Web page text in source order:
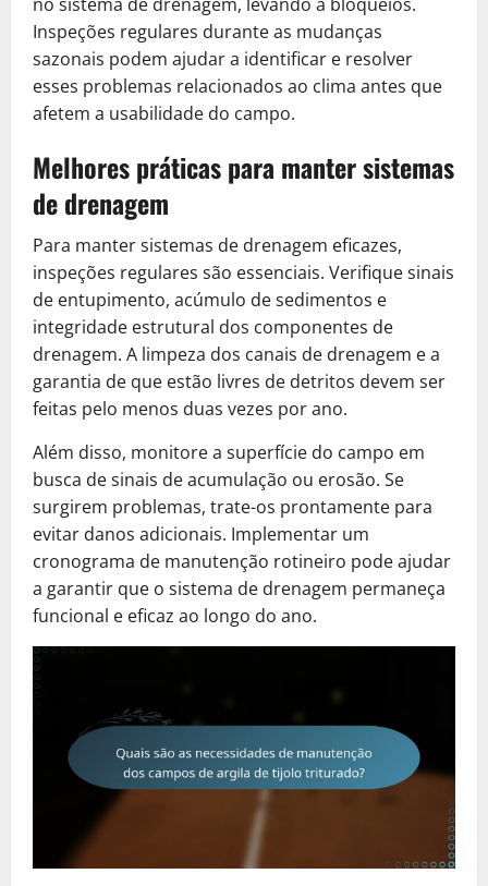
Inspeções regulares durante as mudanças
sazonais podem ajudar a identificar e resolver
esses problemas relacionados ao clima antes que
afetem a usabilidade do campo.
Melhores práticas para manter sistemas
de drenagem
Para manter sistemas de drenagem eficazes,
inspeções regulares são essenciais. Verifique sinais
de entupimento, acúmulo de sedimentos e
integridade estrutural dos componentes de
drenagem. A limpeza dos canais de drenagem e a
garantia de que estão livres de detritos devem ser
feitas pelo menos duas vezes por ano.
Além disso, monitore a superfície do campo em
busca de sinais de acumulação ou erosão. Se
surgirem problemas, trate-os prontamente para
evitar danos adicionais. Implementar um
cronograma de manutenção rotineiro pode ajudar
a garantir que o sistema de drenagem permaneça
funcional e eficaz ao longo do ano.